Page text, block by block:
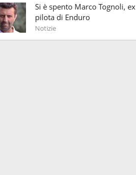
Si è spento Marco Tognoli, ex
pilota di Enduro
Notizie